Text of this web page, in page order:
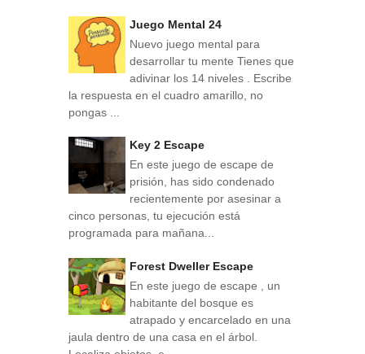
Juego Mental 24
Nuevo juego mental para
desarrollar tu mente Tienes que
adivinar los 14 niveles . Escribe
la respuesta en el cuadro amarillo, no
pongas ...
Key 2 Escape
En este juego de escape de
prisión, has sido condenado
recientemente por asesinar a
cinco personas, tu ejecución está
programada para mañana...
Forest Dweller Escape
En este juego de escape , un
habitante del bosque es
atrapado y encarcelado en una
jaula dentro de una casa en el árbol.